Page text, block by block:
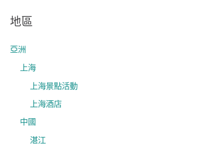
關
字
地區
亞洲
上海
上海景點活動
上海酒店
中國
湛江